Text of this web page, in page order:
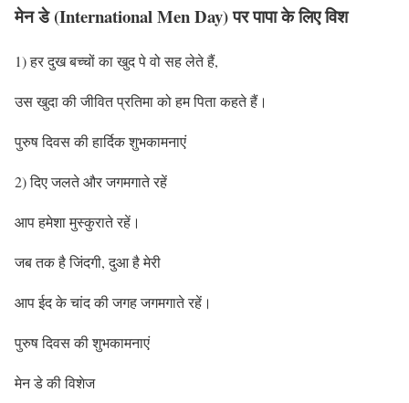
मेन डे (International Men Day) पर पापा के लिए विश
1) हर दुख बच्चों का खुद पे वो सह लेते हैं,
उस खुदा की जीवित प्रतिमा को हम पिता कहते हैं।
पुरुष दिवस की हार्दिक शुभकामनाएं
2) दिए जलते और जगमगाते रहें
आप हमेशा मुस्कुराते रहें।
जब तक है जिंदगी, दुआ है मेरी
आप ईद के चांद की जगह जगमगाते रहें।
पुरुष दिवस की शुभकामनाएं
मेन डे की विशेज